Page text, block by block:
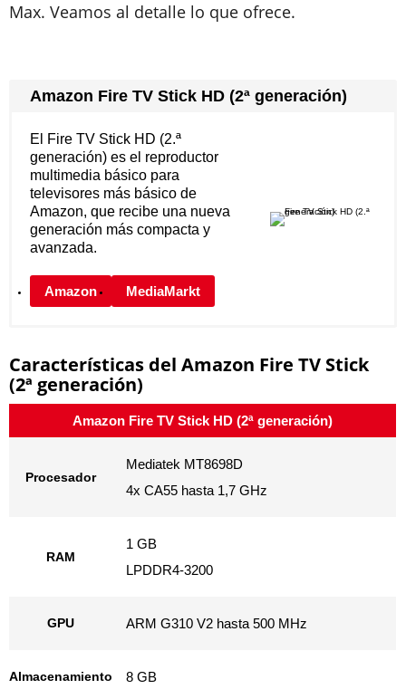
Max. Veamos al detalle lo que ofrece.
Amazon Fire TV Stick HD (2ª generación)
Amazon MediaMarkt
El Fire TV Stick HD (2.ª
generación) es el reproductor
multimedia básico para
televisores más básico de
Amazon, que recibe una nueva
generación más compacta y
avanzada.
Características del Amazon Fire TV Stick
(2ª generación)
Amazon Fire TV Stick HD (2ª generación)
Procesador
Mediatek MT8698D
4x CA55 hasta 1,7 GHz
RAM
1 GB
LPDDR4-3200
GPU ARM G310 V2 hasta 500 MHz
Almacenamiento 8 GB